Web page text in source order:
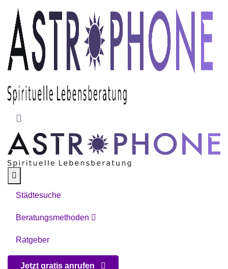
Skip to main content
Städtesuche
Beratungsmethoden
Ratgeber
Jetzt gratis anrufen